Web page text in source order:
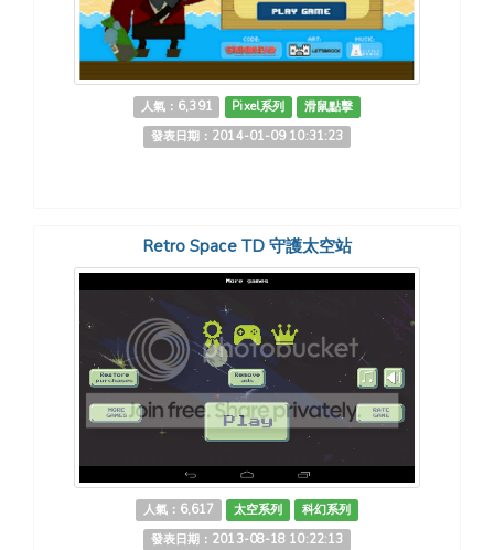
人氣：6,391 Pixel系列
滑鼠點擊
發表日期：2014-01-09 10:31:23
Retro Space TD 守護太空站
人氣：6,617 太空系列
科幻系列
發表日期：2013-08-18 10:22:13